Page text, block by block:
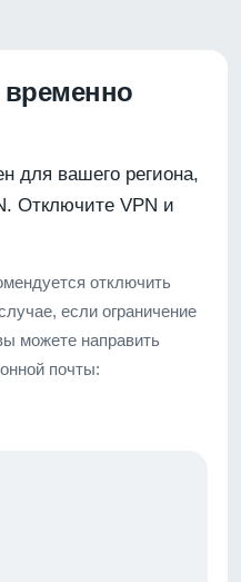
временно
для вашего региона,
Отключите VPN и
отключить
если ограничение
можете направить
почты: